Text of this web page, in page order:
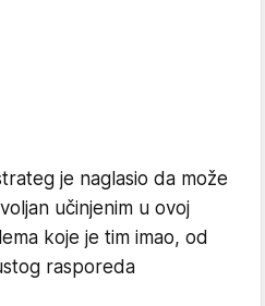
je naglasio da može
učinjenim u ovoj
koje je tim imao, od
rasporeda